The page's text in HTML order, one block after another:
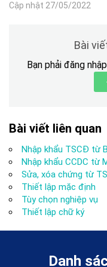
Cập nhật 27/05/2022
Bài
Bạn phải đăng
Bài viết liên quan
Nhập khẩu TSCĐ từ
Nhập khẩu CCDC từ
Sửa, xóa chứng từ
Thiết lập mặc định
Tùy chọn nghiệp vụ
Thiết lập chữ ký
Danh